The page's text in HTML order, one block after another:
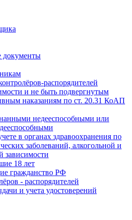
документы
распорядителей
и не быть подвергнутым
наказаниям по ст. 20.31 КоАП
недееспособными или
в органах здравоохранения по
заболеваний, алкогольной и
зависимости
18 лет
гражданство РФ
- распорядителей
и учета удостоверений